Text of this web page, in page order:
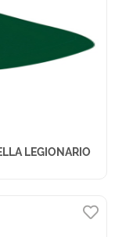
LEGIONARIO